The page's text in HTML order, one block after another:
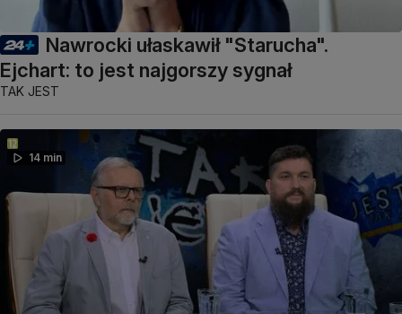
Nawrocki ułaskawił "Starucha".
Ejchart: to jest najgorszy sygnał
TAK JEST
14 min